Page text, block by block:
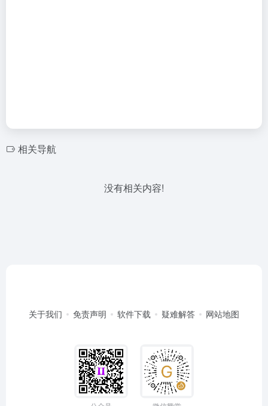
相关导航
没有相关内容!
关于我们 免责声明 软件下载 疑难解答 网站地图